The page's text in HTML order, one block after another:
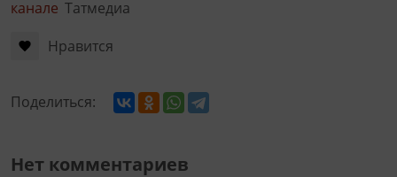
канале Татмедиа
Нравится
Поделиться:
Нет комментариев